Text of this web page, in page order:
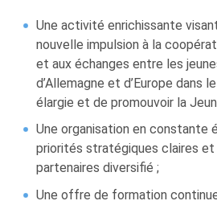
Une activité enrichissante
nouvelle impulsion à la
et aux échanges entre les
d’Allemagne et d’Europe dans
élargie et de promouvoir la
Une organisation en constante
priorités stratégiques claires et
partenaires diversifié ;
Une offre de formation